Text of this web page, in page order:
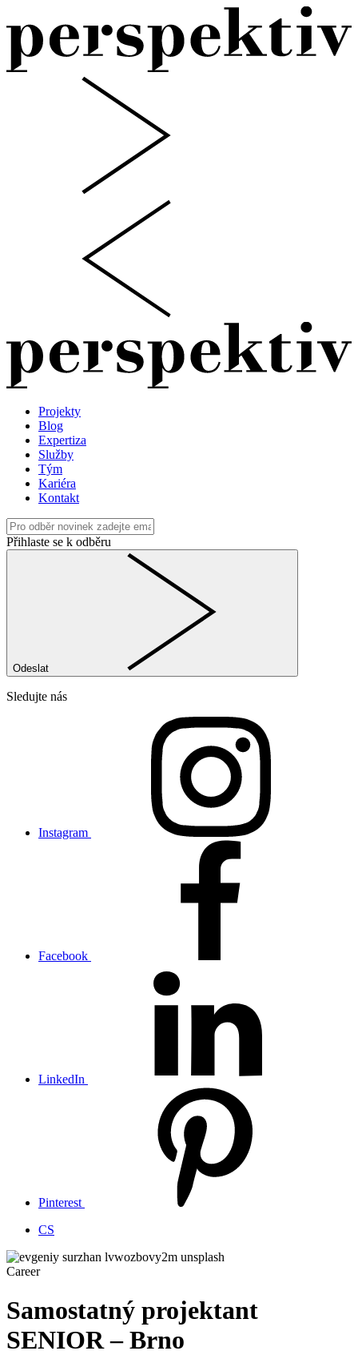
Projekty
Blog
Expertiza
Služby
Tým
Kariéra
Kontakt
Přihlaste se k odběru
Odeslat
Sledujte nás
Instagram
Facebook
LinkedIn
Pinterest
CS
Career
Samostatný projektant
SENIOR – Brno